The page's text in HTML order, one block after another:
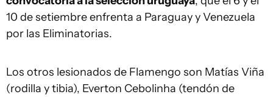
10 de setiembre enfrenta a Paraguay y Venezuela
por las Eliminatorias.
Los otros lesionados de Flamengo son Matías Viña
(rodilla y tibia), Everton Cebolinha (tendón de